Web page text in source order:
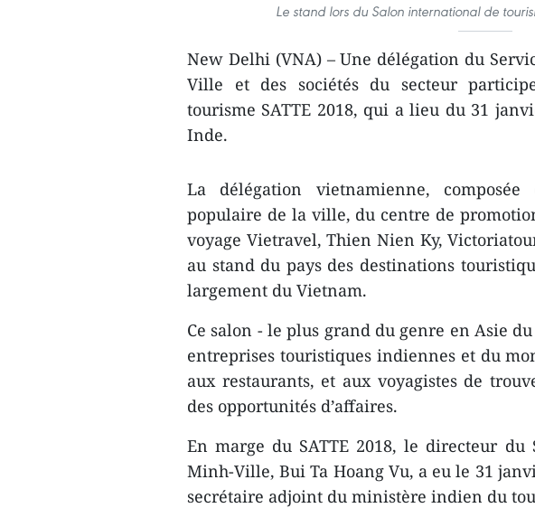
Le stand lors du Salon international de
New Delhi (VNA) – Une délégation du
Ville et des sociétés du secteur
tourisme SATTE 2018, qui a lieu du 31
Inde.
La délégation vietnamienne,
populaire ​de la ville, du centre de
voyage Vietravel, Thien Nien Ky,
au stand du pays des destinations
largement du Vietnam.
Ce salon - le plus grand du genre en Asie
entreprises touristiques indiennes et du
aux restaurants, et aux voyagistes de
des opportunités d’affaires.
En marge du SATTE 2018, le directeur
Minh-Ville, Bui Ta Hoang Vu, a eu le 31
secrétaire adjoint du ministère indien du